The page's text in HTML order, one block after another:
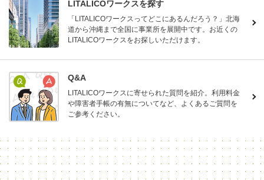
LITALICOワークスを探す
「LITALICOワークスってどこにあるんだろう？」北海
道から沖縄まで全国に事業所を展開中です。お近くの
LITALICOワークスをお探しいただけます。
Q&A
LITALICOワークスに寄せられた質問を紹介。利用料金
や障害者手帳の有無についてなど、よくあるご質問を
ご参考ください。